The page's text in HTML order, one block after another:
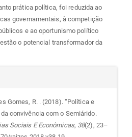
prática política, foi reduzida ao
governamentais, à competição
e ao oportunismo político
o potencial transformador da
Gomes, R. . (2018). “Política e
convivência com o Semiárido.
Sociais E Econômicas, 38(2), 23–